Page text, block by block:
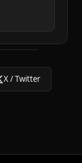
X / Twitter